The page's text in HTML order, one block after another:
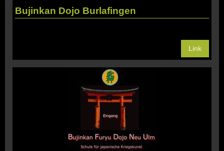
Bujinkan Dojo Burlafingen
Link